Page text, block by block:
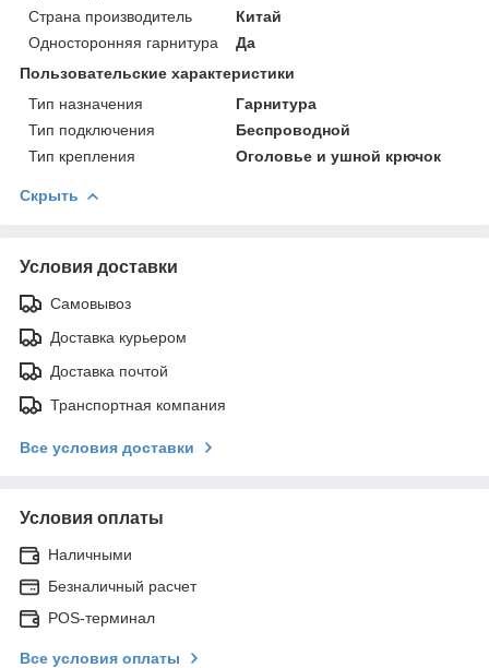
Страна производитель
Китай
Односторонняя гарнитура
Да
Пользовательские характеристики
Тип назначения
Гарнитура
Тип подключения
Беспроводной
Тип крепления
Оголовье и ушной крючок
Скрыть
Условия доставки
Самовывоз
Доставка курьером
Доставка почтой
Транспортная компания
Все условия доставки
Условия оплаты
Наличными
Безналичный расчет
POS-терминал
Все условия оплаты